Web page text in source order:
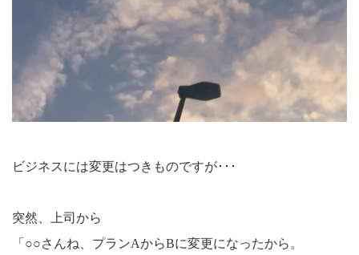
ビジネスには変更はつきものですが･･･
突然、上司から
「○○さんね、プランAからBに変更になったから。